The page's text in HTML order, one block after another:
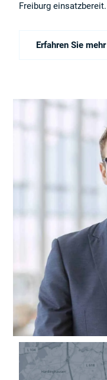
Freiburg einsatzbereit.
Erfahren Sie mehr